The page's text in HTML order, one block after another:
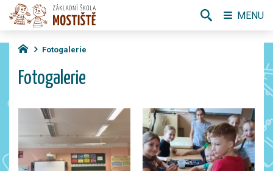
Fotogalerie
Fotogalerie
MENU